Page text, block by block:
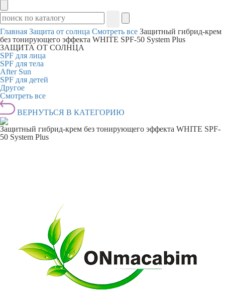
Главная Защита от солнца Смотреть все Защитный гибрид-крем
без тонирующего эффекта WHITE SPF-50 System Plus
ЗАЩИТА ОТ СОЛНЦА
SPF для лица
SPF для тела
After Sun
SPF для детей
Другое
Смотреть все
ВЕРНУТЬСЯ В КАТЕГОРИЮ
Защитный гибрид-крем без тонирующего эффекта WHITE SPF-
50 System Plus